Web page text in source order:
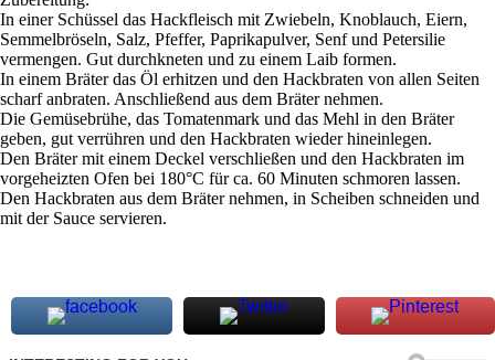
In einer Schüssel das Hackfleisch mit Zwiebeln, Knoblauch, Eiern,
Semmelbröseln, Salz, Pfeffer, Paprikapulver, Senf und Petersilie
vermengen. Gut durchkneten und zu einem Laib formen.
In einem Bräter das Öl erhitzen und den Hackbraten von allen Seiten
scharf anbraten. Anschließend aus dem Bräter nehmen.
Die Gemüsebrühe, das Tomatenmark und das Mehl in den Bräter
geben, gut verrühren und den Hackbraten wieder hineinlegen.
Den Bräter mit einem Deckel verschließen und den Hackbraten im
vorgeheizten Ofen bei 180°C für ca. 60 Minuten schmoren lassen.
Den Hackbraten aus dem Bräter nehmen, in Scheiben schneiden und
mit der Sauce servieren.